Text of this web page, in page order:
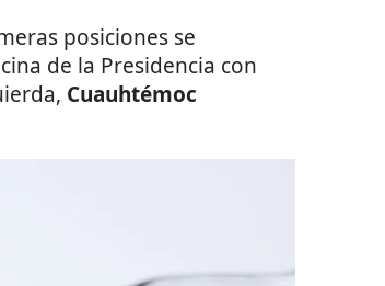
posiciones se
de la Presidencia con
Cuauhtémoc